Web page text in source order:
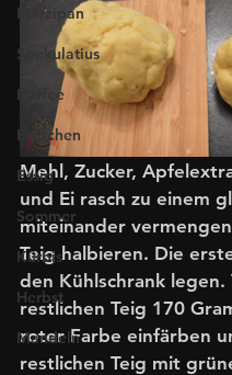
Marzipan
Spekulatius
Kaffee
Brötchen
Essig
Sommer
Kürbis
Herbst
Mandeln
Mehl, Zucker,
und Ei rasch zu einem
miteinander
Teig halbieren. Die
den Kühlschrank legen.
restlichen Teig 170
roter Farbe einfärben
restlichen Teig mit